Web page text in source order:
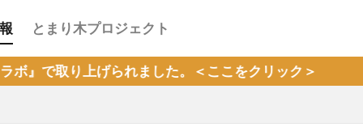
とまり木プロジェクト
られました。＜ここをクリック＞